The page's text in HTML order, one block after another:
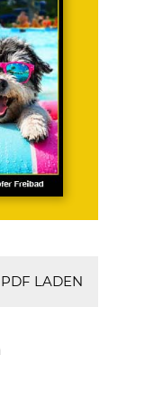
LADEN